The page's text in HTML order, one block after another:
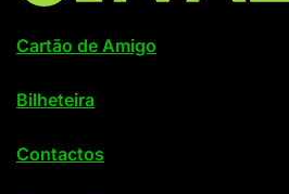
Cartão de Amigo
Bilheteira
Contactos